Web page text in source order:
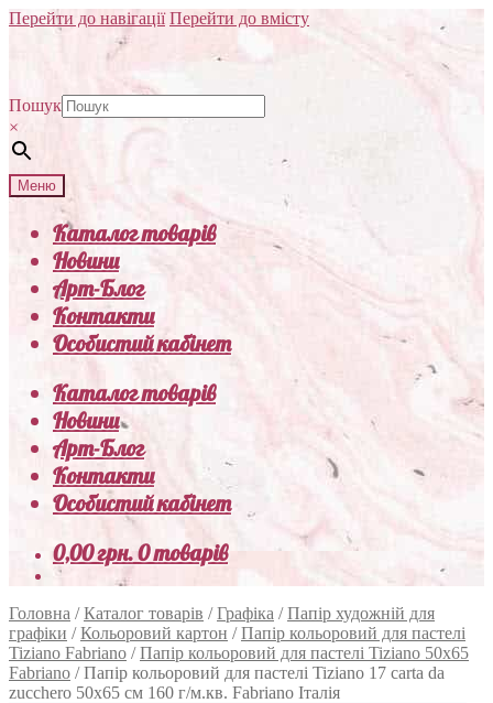
Перейти до навігації Перейти до вмісту
Пошук
×
Меню
Каталог товарів
Новини
Арт-Блог
Контакти
Особистий кабінет
Каталог товарів
Новини
Арт-Блог
Контакти
Особистий кабінет
0,00грн.0 товарів
Головна /Каталог товарів /Графіка /Папір художній для
графіки /Кольоровий картон /Папір кольоровий для пастелі
Tiziano Fabriano /Папір кольоровий для пастелі Tiziano 50х65
Fabriano /Папір кольоровий для пастелі Tiziano 17 carta da
zucchero 50х65 см 160 г/м.кв. Fabriano Італія